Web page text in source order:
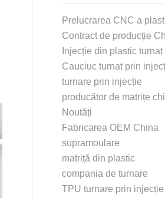
Prelucrarea CNC a
Contract de producție
Injecție din plastic turnat
Cauciuc turnat prin
turnare prin injecție
producător de matrițe
Noutăți
Fabricarea OEM China
supramoulare
matriță din plastic
compania de turnare
TPU turnare prin injecție